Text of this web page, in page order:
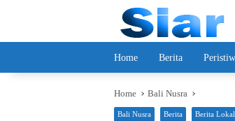
Home Berita
Home Bali Nusra
Bali Nusra Berita Berita Lokal